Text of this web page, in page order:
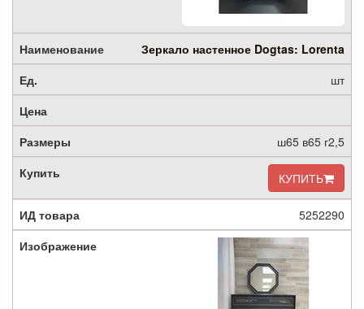
Зеркало настенное Dogtas: Lorenta
шт
ш65 в65 г2,5
КУПИТЬ
5252290